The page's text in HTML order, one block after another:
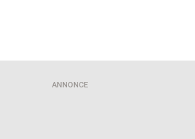
ANNONCE